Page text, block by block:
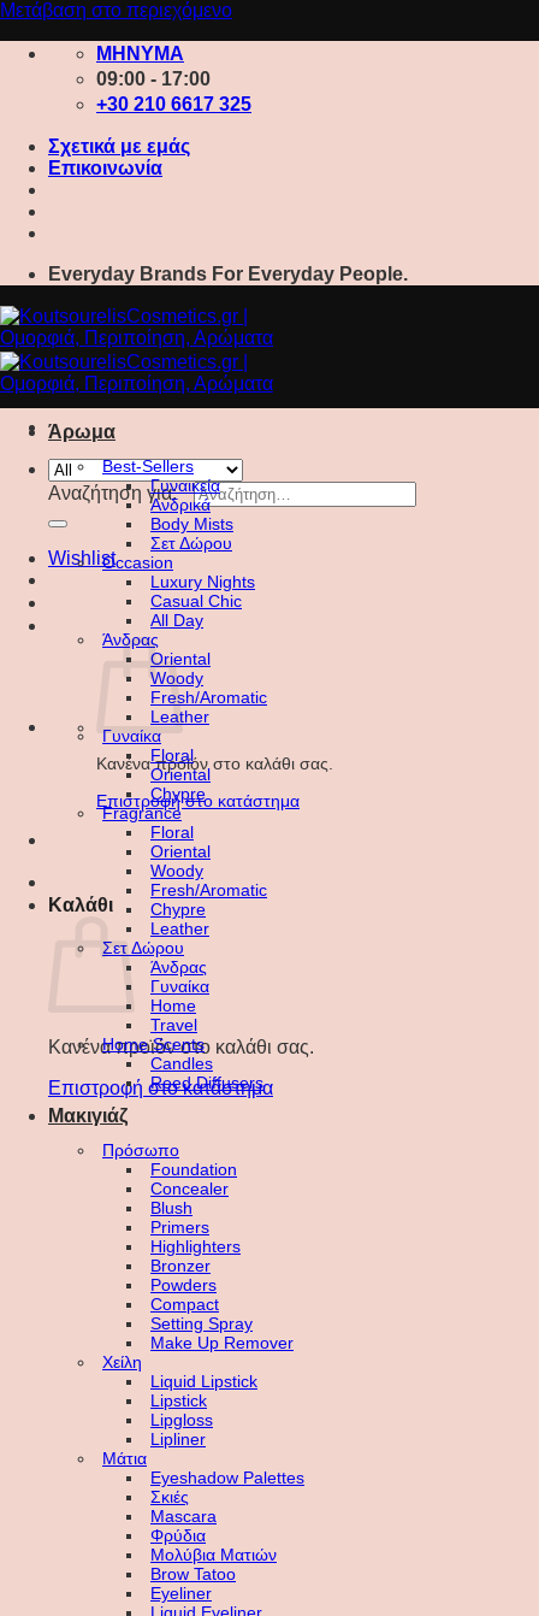
Μετάβαση στο περιεχόμενο
ΜΗΝΥΜΑ
09:00 - 17:00
+30 210 6617 325
Σχετικά με εμάς
Επικοινωνία
Everyday Brands For Everyday People.
Αναζήτηση για:
Wishlist
Κανένα προϊόν στο καλάθι σας.
Επιστροφή στο κατάστημα
Καλάθι
Κανένα προϊόν στο καλάθι σας.
Επιστροφή στο κατάστημα
Άρωμα
Best-Sellers
Γυναικεία
Ανδρικά
Body Mists
Σετ Δώρου
Occasion
Luxury Nights
Casual Chic
All Day
Άνδρας
Oriental
Woody
Fresh/Aromatic
Leather
Γυναίκα
Floral
Oriental
Chypre
Fragrance
Floral
Oriental
Woody
Fresh/Aromatic
Chypre
Leather
Σετ Δώρου
Άνδρας
Γυναίκα
Home
Travel
Home Scents
Candles
Reed Diffusers
Μακιγιάζ
Πρόσωπο
Foundation
Concealer
Blush
Primers
Highlighters
Bronzer
Powders
Compact
Setting Spray
Make Up Remover
Χείλη
Liquid Lipstick
Lipstick
Lipgloss
Lipliner
Μάτια
Eyeshadow Palettes
Σκιές
Mascara
Φρύδια
Μολύβια Ματιών
Brow Tatoo
Eyeliner